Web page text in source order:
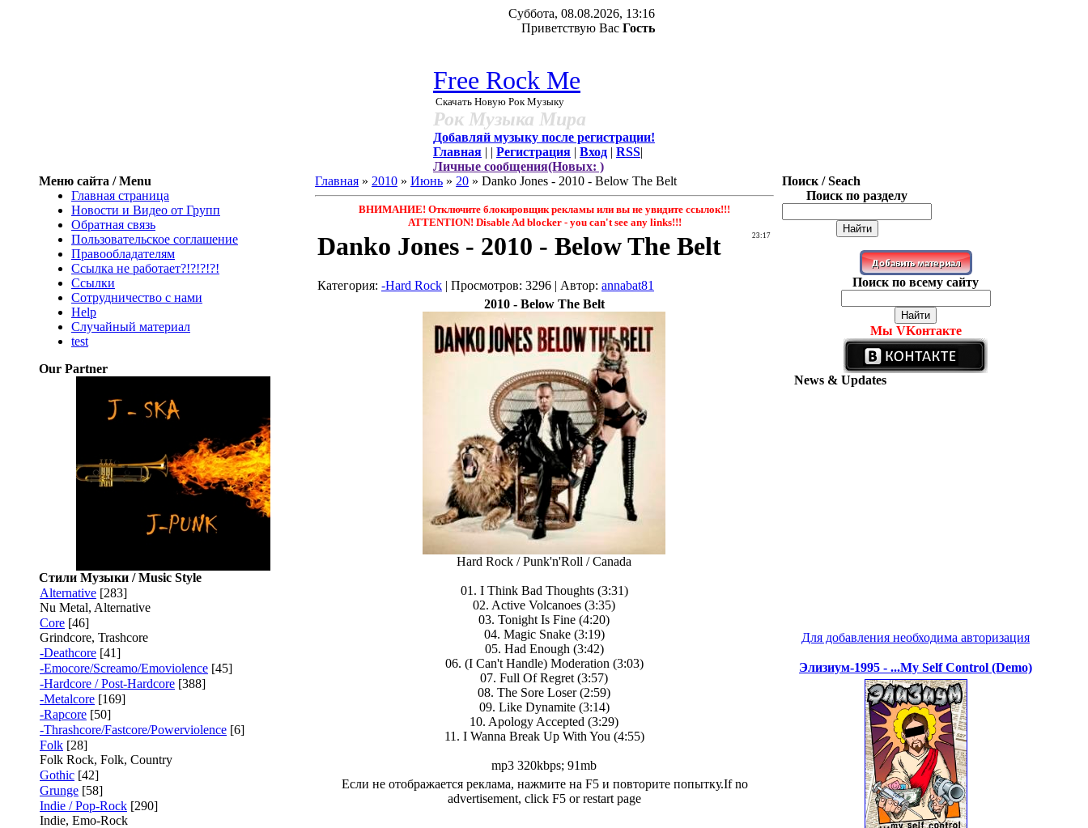
Суббота, 08.08.2026, 13:16
Приветствую Вас Гость
Free Rock Me
Скачать Новую Рок Музыку
Рок Музыка Мира
Добавляй музыку после регистрации!
Главная | | Регистрация | Вход | RSS|
Личные сообщения(Новых: )
Меню сайта / Menu
Главная страница
Новости и Видео от Групп
Обратная связь
Пользовательское соглашение
Правообладателям
Ссылка не работает?!?!?!?!
Ссылки
Сотрудничество с нами
Help
Cлучайный материал
test
Our Partner
Стили Музыки / Music Style
Alternative [283]
Nu Metal, Alternative
Core [46]
Grindcore, Trashcore
-Deathcore [41]
-Emocore/Screamo/Emoviolence [45]
-Hardcore / Post-Hardcore [388]
-Metalcore [169]
-Rapcore [50]
-Thrashcore/Fastcore/Powerviolence [6]
Folk [28]
Folk Rock, Folk, Country
Gothic [42]
Grunge [58]
Indie / Pop-Rock [290]
Indie, Emo-Rock
Главная » 2010 » Июнь » 20 » Danko Jones - 2010 - Below The Belt
ВНИМАНИЕ! Отключите блокировщик рекламы или вы не увидите ссылок!!!
ATTENTION! Disable Ad blocker - you саn't see any links!!!
23:17
Danko Jones - 2010 - Below The Belt
Категория: -Hard Rock | Просмотров: 3296 | Автор: annabat81
2010 - Below The Belt
Hard Rock / Punk'n'Roll / Canada
01. I Think Bad Thoughts (3:31)
02. Active Volcanoes (3:35)
03. Tonight Is Fine (4:20)
04. Magic Snake (3:19)
05. Had Enough (3:42)
06. (I Can't Handle) Moderation (3:03)
07. Full Of Regret (3:57)
08. The Sore Loser (2:59)
09. Like Dynamite (3:14)
10. Apology Accepted (3:29)
11. I Wanna Break Up With You (4:55)
mp3 320kbps; 91mb
Если не отображается реклама, нажмите на F5 и повторите попытку.If no
advertisement, click F5 or restart page
Поиск / Seach
Поиск по разделу
Поиск по всему сайту
Мы VKонтакте
News & Updates
Для добавления необходима авторизация
Элизиум-1995 - ...My Self Control (Demo)